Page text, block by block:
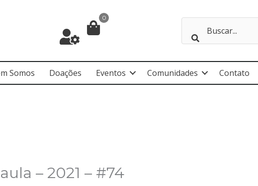
0
Somos Doações Eventos Comunidades Contato
– 2021 – #74